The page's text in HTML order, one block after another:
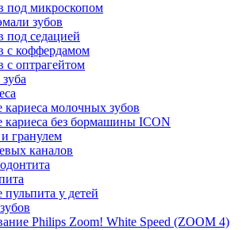
под микроскопом
зубов
под седацией
с коффердамом
с оптрагейтом
кариеса молочных зубов
кариеса без бормашины ICON
гранулем
каналов
пульпита у детей
Philips Zoom! White Speed (ZOOM 4)